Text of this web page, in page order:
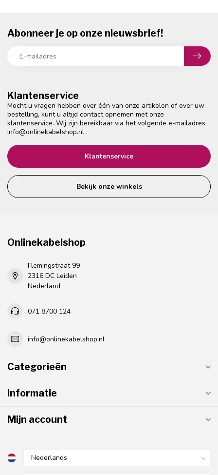
Klantenservice
Mocht u vragen hebben over één van onze artikelen of over uw
bestelling, kunt u altijd contact opnemen met onze
klantenservice. Wij zijn bereikbaar via het volgende e-mailadres:
info@onlinekabelshop.nl .
Klantenservice
Bekijk onze winkels
Abonneer je op onze nieuwsbrief!
Onlinekabelshop
Flemingstraat 99
2316 DC Leiden
Nederland
071 8700 124
info@onlinekabelshop.nl
Categorieën
Informatie
Mijn account